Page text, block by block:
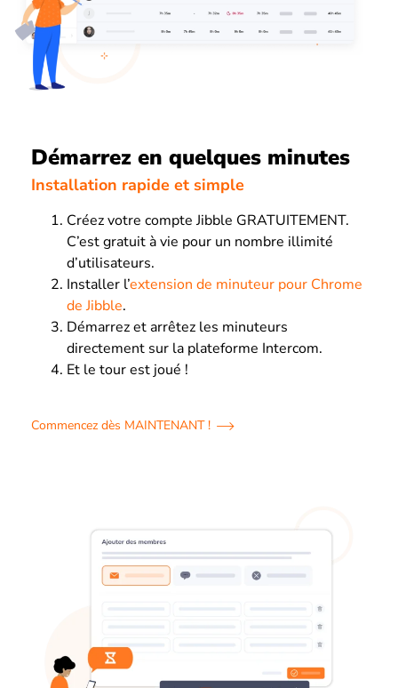
Démarrez en quelques minutes
Installation rapide et simple
Créez votre compte Jibble GRATUITEMENT.
C’est gratuit à vie pour un nombre illimité
d’utilisateurs.
Installer l’extension de minuteur pour Chrome
de Jibble.
Démarrez et arrêtez les minuteurs
directement sur la plateforme Intercom.
Et le tour est joué !
Commencez dès MAINTENANT !